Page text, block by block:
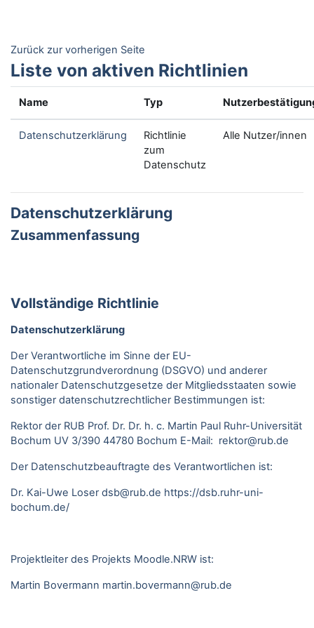
Zurück zur vorherigen Seite
Liste von aktiven Richtlinien
Name Typ
Datenschutzerklärung
Richtlinie
zum
Datenschutz
Alle Nutzer/innen
Datenschutzerklärung
Zusammenfassung
Vollständige Richtlinie
Datenschutzerklärung
Der Verantwortliche im Sinne der EU-
Datenschutzgrundverordnung (DSGVO) und anderer
nationaler Datenschutzgesetze der Mitgliedsstaaten sowie
sonstiger datenschutzrechtlicher Bestimmungen ist:
Rektor der RUB Prof. Dr. Dr. h. c. Martin Paul Ruhr-Universität
Bochum UV 3/390 44780 Bochum E-Mail: rektor@rub.de
Der Datenschutzbeauftragte des Verantwortlichen ist:
Dr. Kai-Uwe Loser dsb@rub.de https://dsb.ruhr-uni-
bochum.de/
Projektleiter des Projekts Moodle.NRW ist:
Martin Bovermann martin.bovermann@rub.de